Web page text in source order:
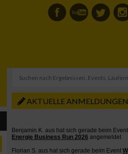
AKTUELLE ANMELDUNGEN